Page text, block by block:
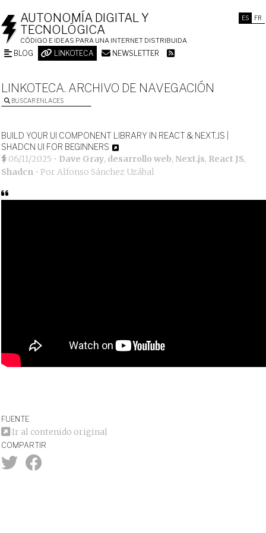
ES FR
AUTONOMÍA DIGITAL Y
TECNOLÓGICA
CÓDIGO E IDEAS PARA UNA INTERNET DISTRIBUIDA
BLOG LINKOTECA NEWSLETTER
LINKOTECA. ARCHIVO DE NAVEGACIÓN
BUSCAR ENLACES
BUILD YOUR UI COMPONENT LIBRARY IN REACT & NEXT.JS |
SHADCN UI FOR BEGINNERS
06/11/2025 • Dave Gray, desarrollo web, Next.js, React JS,
Shadcn • PorAlfonso Sánchez Uzábal
FUENTE
Ir al contenido original
COMPARTIR